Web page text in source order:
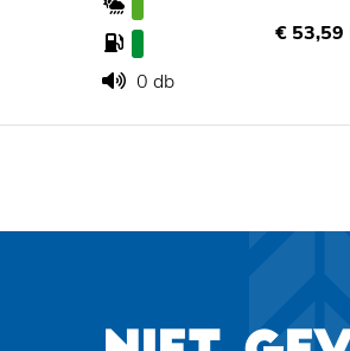
0 db
€ 53,59